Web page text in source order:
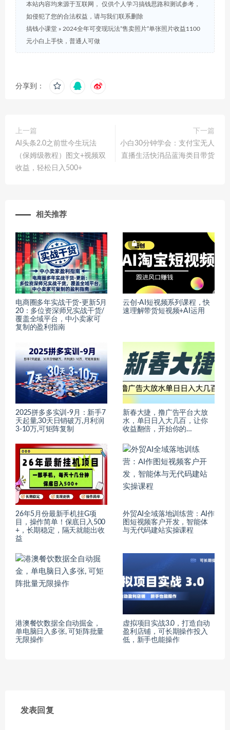
本站内容均来源于互联网， 仅供个人学习搞钱思路和测试参考，
如侵犯了您的合法权益，请与我们联系删除
搞钱小课堂 » 2024全年可变现玩法”售卖照片”单张照片收益1100
元小白上手快，普通人可做
分享到：
上一篇
AI头条2.0之前世今生玩法
（保姆级教程）图文+视频双
收益，轻松日入500+
下一篇
小白30分钟学会：支付宝无人
直播生活快消品蓝海类目带货
相关推荐
电商圈多年实战干货-更新5月
20：多位资深师兄实战干货/
覆盖全域平台，中小卖家可
复制的盈利指南
云创-AI短视频系列课程，快
速理解带货短视频+AI运用
2025拼多多实训-9月：新手7
天起量,30天日销破万,月利润
3-10万,可矩阵复制
新春大捷，撸广告平台大放
水，单日日入大几百，让你
收益翻倍，开始你的…
26年5月份最新手机挂G项
目，操作简单！保底日入500
+，长期稳定，隔天就能出收
益
外贸AI全域落地训练营：AI作
图短视频客户开发，智能体
与无代码建站实操课程
港澳餐饮数据全自动掘金，
单电脑日入多张, 可矩阵批量
无限操作
虚拟项目实战3.0，打造自动
盈利店铺，可长期操作投入
低，新手也能操作
发表回复